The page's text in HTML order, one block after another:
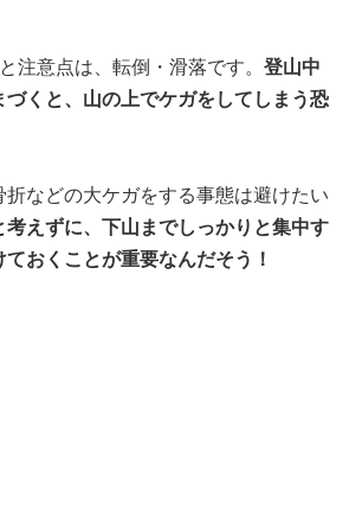
注意点は、転倒・滑落です。 登山中
づくと、山の上でケガをしてしまう恐
などの大ケガをする事態は避けたい
考えずに、下山までしっかりと集中す
おくことが重要なんだそう！